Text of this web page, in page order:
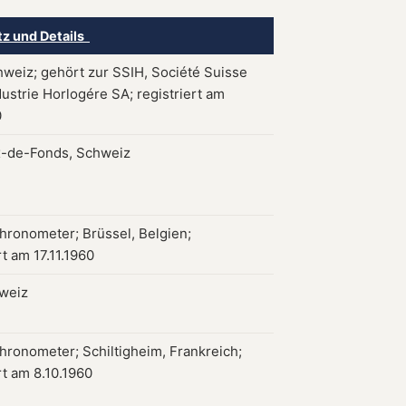
und Details
gehört zur SSIH, Société Suisse
Horlogére SA; registriert am
de-Fonds, Schweiz
Brüssel, Belgien;
17.11.1960
Schiltigheim, Frankreich;
am 8.10.1960